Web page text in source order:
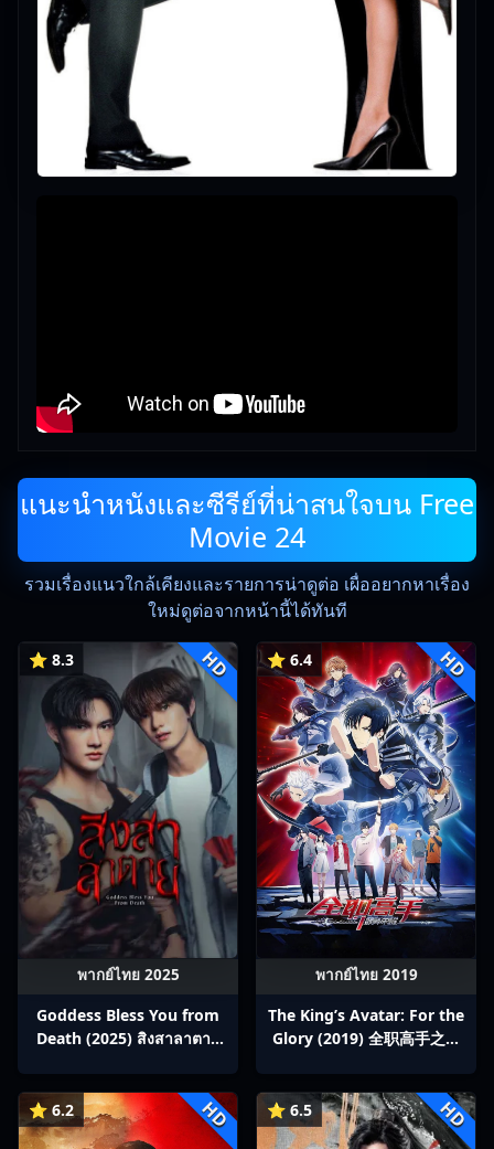
แนะนำหนังและซีรีย์ที่น่าสนใจบน Free
Movie 24
รวมเรื่องแนวใกล้เคียงและรายการน่าดูต่อ เผื่ออยากหาเรื่อง
ใหม่ดูต่อจากหน้านี้ได้ทันที
⭐ 8.3 HD
พากย์ไทย 2025
Goddess Bless You from
Death (2025) สิงสาลาตาย
⭐ 6.4 HD
พากย์ไทย 2019
The King’s Avatar: For the
Glory (2019) 全职高手之巅
⭐ 6.2 HD ⭐ 6.5 HD